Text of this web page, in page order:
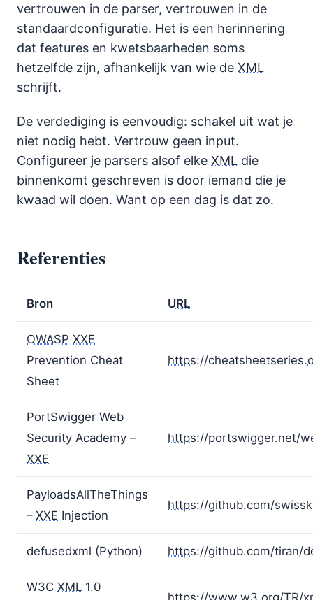
vertrouwen in de parser, vertrouwen in de
standaardconfiguratie. Het is een herinnering
dat features en kwetsbaarheden soms
hetzelfde zijn, afhankelijk van wie de XML
schrijft.
De verdediging is eenvoudig: schakel uit wat je
niet nodig hebt. Vertrouw geen input.
Configureer je parsers alsof elke XML die
binnenkomt geschreven is door iemand die je
kwaad wil doen. Want op een dag is dat zo.
Referenties
Bron URL
OWASP XXE
Prevention Cheat
Sheet
https://cheatsheetseries.
PortSwigger Web
Security Academy –
XXE
https://portswigger.net/
PayloadsAllTheThings
– XXE Injection
https://github.com/
defusedxml (Python) https://github.com/tiran/
W3C XML 1.0
https://www.w3.org/TR/